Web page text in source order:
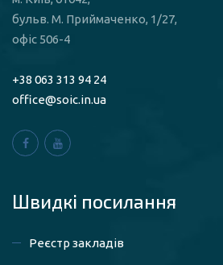
бульв. М. Приймаченко, 1/27,
офіс 506-4
+38 063 313 94 24
office@soic.in.ua
Швидкі посилaння
Реєстр закладів